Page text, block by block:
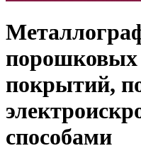
порошковых
покрытий,
способами